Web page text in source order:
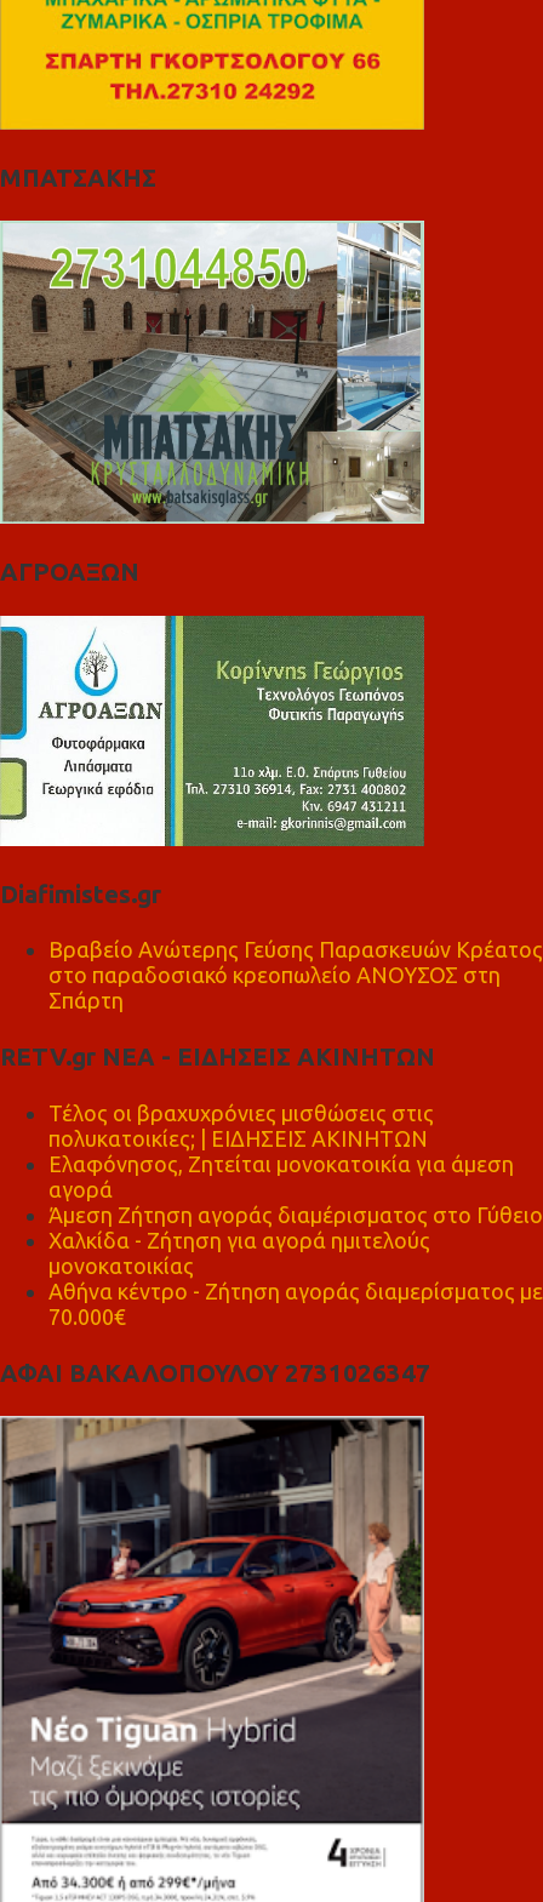
ΜΠΑΤΣΑΚΗΣ
ΑΓΡΟΑΞΩΝ
Diafimistes.gr
Βραβείο Ανώτερης Γεύσης Παρασκευών Κρέατος
στο παραδοσιακό κρεοπωλείο ΑΝΟΥΣΟΣ στη
Σπάρτη
RETV.gr ΝΕΑ - ΕΙΔΗΣΕΙΣ ΑΚΙΝΗΤΩΝ
Τέλος οι βραχυχρόνιες μισθώσεις στις
πολυκατοικίες; | ΕΙΔΗΣΕΙΣ ΑΚΙΝΗΤΩΝ
Ελαφόνησος, Ζητείται μονοκατοικία για άμεση
αγορά
Άμεση Ζήτηση αγοράς διαμέρισματος στο Γύθειο
Χαλκίδα - Ζήτηση για αγορά ημιτελούς
μονοκατοικίας
Αθήνα κέντρο - Ζήτηση αγοράς διαμερίσματος με
70.000€
ΑΦΑΙ ΒΑΚΑΛΟΠΟΥΛΟΥ 2731026347